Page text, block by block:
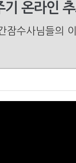
온라인
수사님들의